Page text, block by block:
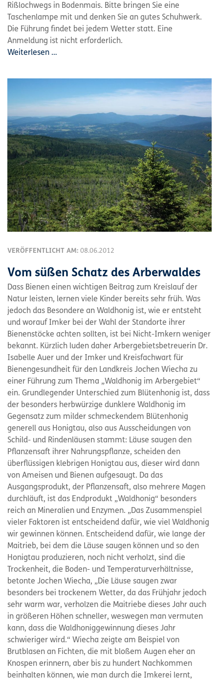
Rißlochwegs in Bodenmais. Bitte bringen Sie eine
Taschenlampe mit und denken Sie an gutes Schuhwerk.
Die Führung findet bei jedem Wetter statt. Eine
Anmeldung ist nicht erforderlich.
Weiterlesen …
VERÖFFENTLICHT AM: 08.06.2012
Vom süßen Schatz des Arberwaldes
Dass Bienen einen wichtigen Beitrag zum Kreislauf der
Natur leisten, lernen viele Kinder bereits sehr früh. Was
jedoch das Besondere an Waldhonig ist, wie er entsteht
und worauf Imker bei der Wahl der Standorte ihrer
Bienenstöcke achten sollten, ist bei Nicht-Imkern weniger
bekannt. Kürzlich luden daher Arbergebietsbetreuerin Dr.
Isabelle Auer und der Imker und Kreisfachwart für
Bienengesundheit für den Landkreis Jochen Wiecha zu
einer Führung zum Thema „Waldhonig im Arbergebiet“
ein. Grundlegender Unterschied zum Blütenhonig ist, dass
der besonders herbwürzige dunklere Waldhonig im
Gegensatz zum milder schmeckendem Blütenhonig
generell aus Honigtau, also aus Ausscheidungen von
Schild- und Rindenläusen stammt: Läuse saugen den
Pflanzensaft ihrer Nahrungspflanze, scheiden den
überflüssigen klebrigen Honigtau aus, dieser wird dann
von Ameisen und Bienen aufgesaugt. Da das
Ausgangsprodukt, der Pflanzensaft, also mehrere Magen
durchläuft, ist das Endprodukt „Waldhonig“ besonders
reich an Mineralien und Enzymen. „Das Zusammenspiel
vieler Faktoren ist entscheidend dafür, wie viel Waldhonig
wir gewinnen können. Entscheidend dafür, wie lange der
Maitrieb, bei dem die Läuse saugen können und so den
Honigtau produzieren, noch nicht verholzt, sind die
Trockenheit, die Boden- und Temperaturverhältnisse,
betonte Jochen Wiecha, „Die Läuse saugen zwar
besonders bei trockenem Wetter, da das Frühjahr jedoch
sehr warm war, verholzen die Maitriebe dieses Jahr auch
in größeren Höhen schneller, weswegen man vermuten
kann, dass die Waldhoniggewinnung dieses Jahr
schwieriger wird.“ Wiecha zeigte am Beispiel von
Brutblasen an Fichten, die mit bloßem Augen eher an
Knospen erinnern, aber bis zu hundert Nachkommen
beinhalten können, wie man durch die Imkerei lernt,